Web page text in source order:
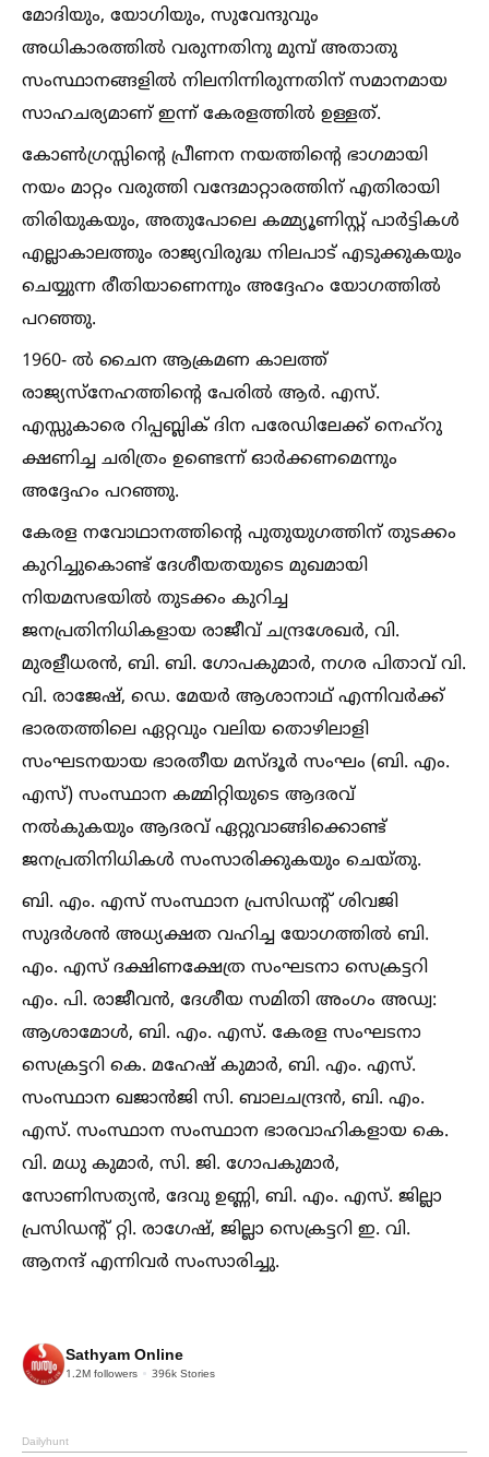
മോദിയും, യോഗിയും, സുവേന്ദുവും
അധികാരത്തില്‍ വരുന്നതിനു മുമ്പ് അതാതു
സംസ്ഥാനങ്ങളില്‍ നിലനിന്നിരുന്നതിന് സമാനമായ
സാഹചര്യമാണ് ഇന്ന് കേരളത്തില്‍ ഉള്ളത്.
കോണ്‍ഗ്രസ്സിന്റെ പ്രീണന നയത്തിന്റെ ഭാഗമായി
നയം മാറ്റം വരുത്തി വന്ദേമാറ്റാരത്തിന് എതിരായി
തിരിയുകയും, അതുപോലെ കമ്മ്യൂണിസ്റ്റ്‌ പാർട്ടികള്‍
എല്ലാകാലത്തും രാജ്യവിരുദ്ധ നിലപാട് എടുക്കുകയും
ചെയ്യുന്ന രീതിയാണെന്നും അദ്ദേഹം യോഗത്തില്‍
പറഞ്ഞു.
1960- ല്‍ ചൈന ആക്രമണ കാലത്ത്
രാജ്യസ്നേഹത്തിന്റെ പേരില്‍ ആർ. എസ്.
എസ്സുകാരെ റിപ്പബ്ലിക് ദിന പരേഡിലേക്ക് നെഹ്‌റു
ക്ഷണിച്ച ചരിത്രം ഉണ്ടെന്ന് ഓർക്കണമെന്നും
അദ്ദേഹം പറഞ്ഞു.
കേരള നവോഥാനത്തിന്റെ പുതുയുഗത്തിന് തുടക്കം
കുറിച്ചുകൊണ്ട് ദേശീയതയുടെ മുഖമായി
നിയമസഭയില്‍ തുടക്കം കുറിച്ച
ജനപ്രതിനിധികളായ രാജീവ്‌ ചന്ദ്രശേഖർ, വി.
മുരളീധരൻ, ബി. ബി. ഗോപകുമാർ, നഗര പിതാവ് വി.
വി. രാജേഷ്, ഡെ. മേയർ ആശാനാഥ്‌ എന്നിവർക്ക്
ഭാരതത്തിലെ ഏറ്റവും വലിയ തൊഴിലാളി
സംഘടനയായ ഭാരതീയ മസ്‌ദൂർ സംഘം (ബി. എം.
എസ്) സംസ്ഥാന കമ്മിറ്റിയുടെ ആദരവ്
നല്‍കുകയും ആദരവ് ഏറ്റുവാങ്ങിക്കൊണ്ട്
ജനപ്രതിനിധികള്‍ സംസാരിക്കുകയും ചെയ്തു.
ബി. എം. എസ് സംസ്ഥാന പ്രസിഡന്റ് ശിവജി
സുദർശൻ അധ്യക്ഷത വഹിച്ച യോഗത്തില്‍ ബി.
എം. എസ് ദക്ഷിണക്ഷേത്ര സംഘടനാ സെക്രട്ടറി
എം. പി. രാജീവൻ, ദേശീയ സമിതി അംഗം അഡ്വ:
ആശാമോള്‍, ബി. എം. എസ്. കേരള സംഘടനാ
സെക്രട്ടറി കെ. മഹേഷ്‌ കുമാർ, ബി. എം. എസ്.
സംസ്ഥാന ഖജാൻജി സി. ബാലചന്ദ്രൻ, ബി. എം.
എസ്. സംസ്ഥാന സംസ്ഥാന ഭാരവാഹികളായ കെ.
വി. മധു കുമാർ, സി. ജി. ഗോപകുമാർ,
സോണിസത്യൻ, ദേവു ഉണ്ണി, ബി. എം. എസ്. ജില്ലാ
പ്രസിഡന്റ് റ്റി. രാഗേഷ്, ജില്ലാ സെക്രട്ടറി ഇ. വി.
ആനന്ദ് എന്നിവർ സംസാരിച്ചു.
Sathyam Online
1.2M followers 396k Stories
Dailyhunt